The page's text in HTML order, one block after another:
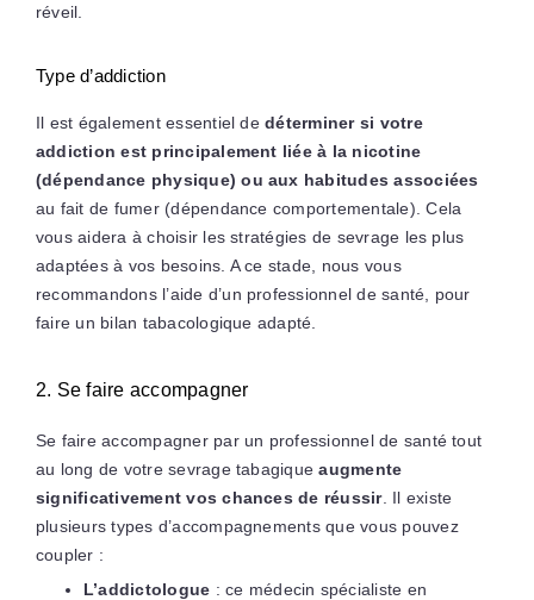
réveil.
Type d’addiction
Il est également essentiel dedéterminer si votre
addiction est principalement liée à la nicotine
(dépendance physique) ou aux habitudes associées
au fait de fumer (dépendance comportementale). Cela
vous aidera à choisir les stratégies de sevrage les plus
adaptées à vos besoins. A ce stade, nous vous
recommandons l’aide d’un professionnel de santé, pour
faire un bilan tabacologique adapté.
2. Se faire accompagner
Se faire accompagner par un professionnel de santé tout
au long de votre sevrage tabagique augmente
significativement vos chances de réussir. Il existe
plusieurs types d’accompagnements que vous pouvez
coupler :
L’addictologue : ce médecin spécialiste en